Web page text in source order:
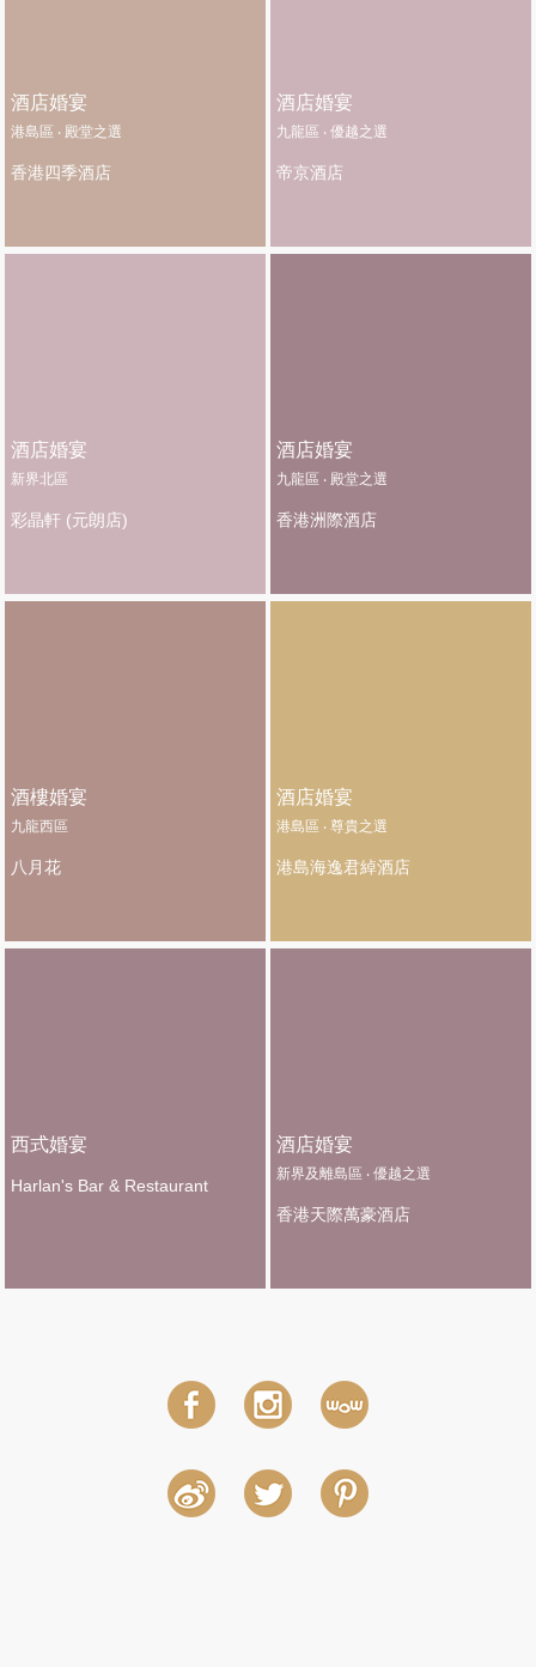
酒店婚宴
港島區 ‧ 殿堂之選
香港四季酒店
酒店婚宴
九龍區 ‧ 優越之選
帝京酒店
酒店婚宴
新界北區
彩晶軒 (元朗店)
酒店婚宴
九龍區 ‧ 殿堂之選
香港洲際酒店
酒樓婚宴
九龍西區
八月花
酒店婚宴
港島區 ‧ 尊貴之選
港島海逸君綽酒店
西式婚宴
Harlan's Bar & Restaurant
酒店婚宴
新界及離島區 ‧ 優越之選
香港天際萬豪酒店